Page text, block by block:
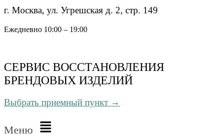
г. Москва, ул. Угрешская д. 2, стр. 149
Ежедневно 10:00 – 19:00
СЕРВИС ВОССТАНОВЛЕНИЯ
БРЕНДОВЫХ ИЗДЕЛИЙ
Выбрать приемный пункт →
Меню